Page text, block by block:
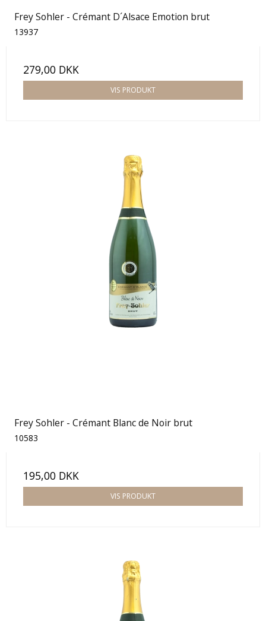
Frey Sohler - Crémant D´Alsace Emotion brut
13937
279,00 DKK
VIS PRODUKT
Frey Sohler - Crémant Blanc de Noir brut
10583
195,00 DKK
VIS PRODUKT